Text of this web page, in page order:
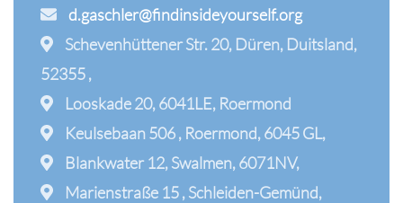
d.gaschler@findinsideyourself.org
Schevenhüttener Str. 20, Düren, Duitsland,
52355 ,
Looskade 20, 6041LE, Roermond
Keulsebaan 506 , Roermond, 6045 GL,
Blankwater 12, Swalmen, 6071NV,
Marienstraße 15 , Schleiden-Gemünd,